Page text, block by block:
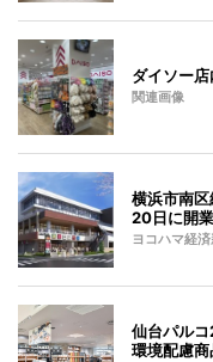
ダイソー店
関連画像
横浜市南
20日に開業
ヨコハマ経済
仙台パル
環境配慮